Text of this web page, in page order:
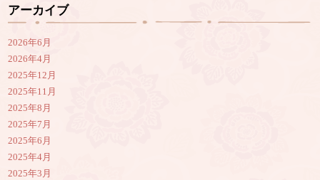
アーカイブ
2026年6月
2026年4月
2025年12月
2025年11月
2025年8月
2025年7月
2025年6月
2025年4月
2025年3月